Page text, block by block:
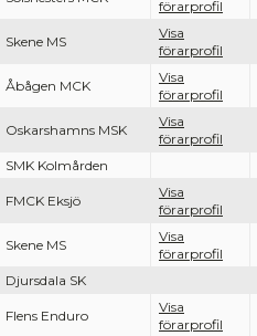
förarprofil
Skene MS
Visa
förarprofil
Åbågen MCK
Visa
förarprofil
Oskarshamns MSK
Visa
förarprofil
SMK Kolmården
FMCK Eksjö
Visa
förarprofil
Skene MS
Visa
förarprofil
Djursdala SK
Flens Enduro
Visa
förarprofil